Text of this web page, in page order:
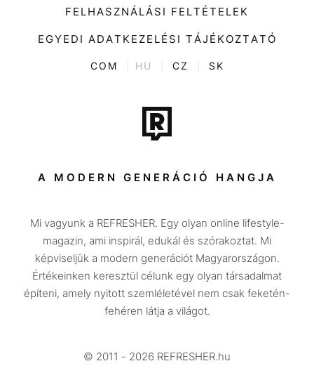
Divat
Kultúra
ENTR
Tech-Tudomány
Sport
Társadalom
Utazás
Életmód
Design
Beszélgetések
Videó
FELHASZNÁLÁSI FELTÉTELEK
EGYEDI ADATKEZELÉSI TÁJÉKOZTATÓ
COM HU CZ SK
A MODERN GENERÁCIÓ HANGJA
Mi vagyunk a REFRESHER. Egy olyan online lifestyle-
magazin, ami inspirál, edukál és szórakoztat. Mi
képviseljük a modern generációt Magyarországon.
Értékeinken keresztül célunk egy olyan társadalmat
építeni, amely nyitott szemléletével nem csak feketén-
fehéren látja a világot.
© 2011 - 2026 REFRESHER.hu